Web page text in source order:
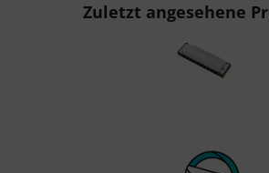
Zuletzt angesehene